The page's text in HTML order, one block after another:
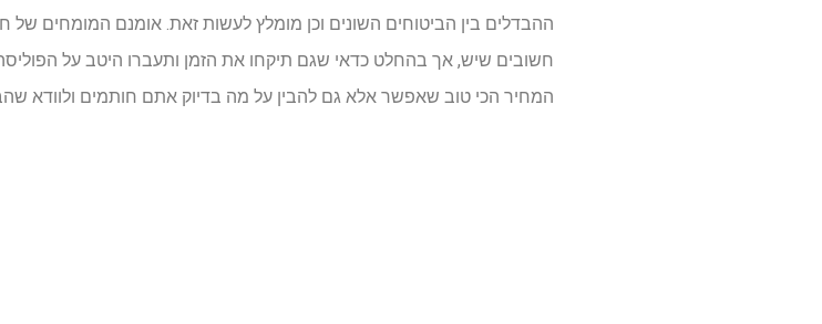
ההבדלים בין הביטוחים השונים וכן מומלץ לעשות זאת. אומנם המומחים
חשובים שיש, אך בהחלט כדאי שגם תיקחו את הזמן ותעברו היטב על
המחיר הכי טוב שאפשר אלא גם להבין על מה בדיוק אתם חותמים ולוודא